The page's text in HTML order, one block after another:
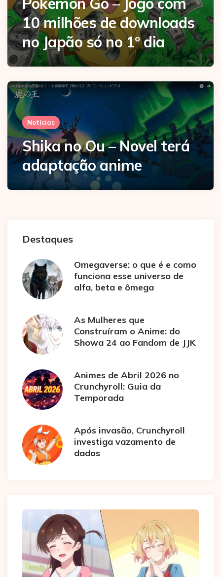
10 milhões de downloads
no Japão só no 1º dia
Notícias
Shika no Ou – Novel terá
adaptação anime
Destaques
Omegaverse: o que é e como
funciona esse universo de
alfa, beta e ômega
As Mulheres que
Construíram o Anime: do
Showa 24 ao Fandom de JJK
Animes de Abril 2026 no
Crunchyroll: Guia da
Temporada
Após invasão, Crunchyroll
investiga vazamento de
dados